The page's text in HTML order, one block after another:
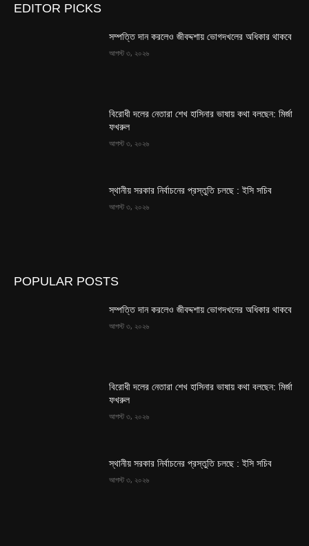
EDITOR PICKS
সম্পত্তি দান করলেও জীবদ্দশায় ভোগদখলের অধিকার থাকবে
আগস্ট ৩, ২০২৬
বিরোধী দলের নেতারা শেখ হাসিনার ভাষায় কথা বলছেন: মির্জা
ফখরুল
আগস্ট ৩, ২০২৬
স্থানীয় সরকার নির্বাচনের প্রস্তুতি চলছে : ইসি সচিব
আগস্ট ৩, ২০২৬
POPULAR POSTS
সম্পত্তি দান করলেও জীবদ্দশায় ভোগদখলের অধিকার থাকবে
আগস্ট ৩, ২০২৬
বিরোধী দলের নেতারা শেখ হাসিনার ভাষায় কথা বলছেন: মির্জা
ফখরুল
আগস্ট ৩, ২০২৬
স্থানীয় সরকার নির্বাচনের প্রস্তুতি চলছে : ইসি সচিব
আগস্ট ৩, ২০২৬